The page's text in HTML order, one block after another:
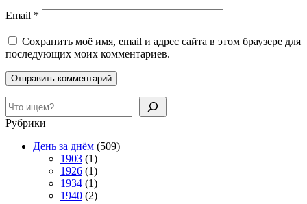
Email *
Сохранить моё имя, email и адрес сайта в этом браузере для
последующих моих комментариев.
Поиск
Рубрики
День за днём (509)
1903 (1)
1926 (1)
1934 (1)
1940 (2)